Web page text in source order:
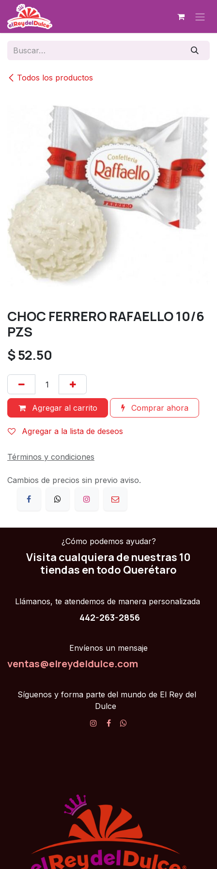
Ir al contenido
Todos los productos
CHOC FERRERO RAFAELLO 10/6
PZS
$52.50
Agregar al carrito Comprar ahora
Agregar a la lista de deseos
Términos y condiciones
Cambios de precios sin previo aviso.
¿Cómo podemos ayudar?
Visita cualquiera de nuestras 10
tiendas en todo Querétaro
Llámanos, te atendemos de manera personalizada
442-263-2856
Envíenos un mensaje
ventas@elreydeldulce.com
Síguenos y forma parte del mundo de El Rey del
Dulce